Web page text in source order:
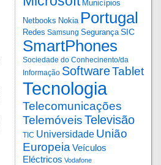
Municípios
Netbooks Nokia Portugal
Redes Samsung Segurança SIC
SmartPhones
Sociedade do Conhecinento/da
Informação SoftwareTablet
Tecnologia
Telecomunicações
TelemóveisTelevisão
TIC Universidade União
Europeia Veículos
Eléctricos Vodafone